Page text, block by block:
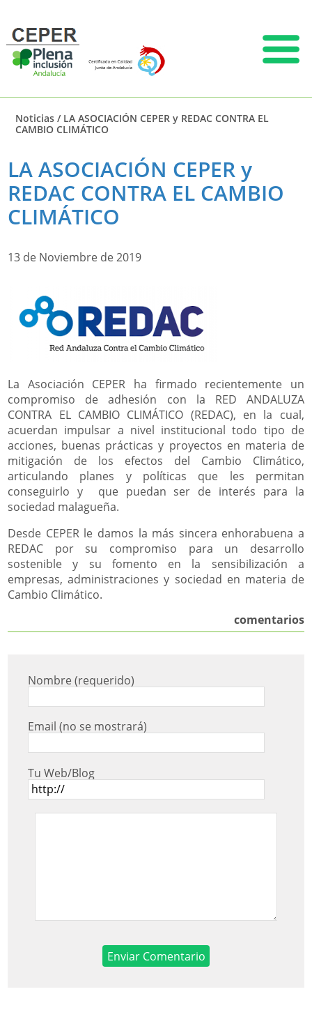
Noticias/ LA ASOCIACIÓN CEPER y REDAC CONTRA EL
CAMBIO CLIMÁTICO
LA ASOCIACIÓN CEPER y
REDAC CONTRA EL CAMBIO
CLIMÁTICO
13 de Noviembre de 2019
La Asociación CEPER ha firmado recientemente un
compromiso de adhesión con la RED ANDALUZA
CONTRA EL CAMBIO CLIMÁTICO (REDAC), en la cual,
acuerdan impulsar a nivel institucional todo tipo de
acciones, buenas prácticas y proyectos en materia de
mitigación de los efectos del Cambio Climático,
articulando planes y políticas que les permitan
conseguirlo y que puedan ser de interés para la
sociedad malagueña.
Desde CEPER le damos la más sincera enhorabuena a
REDAC por su compromiso para un desarrollo
sostenible y su fomento en la sensibilización a
empresas, administraciones y sociedad en materia de
Cambio Climático.
comentarios
Nombre (requerido)
Email (no se mostrará)
Tu Web/Blog